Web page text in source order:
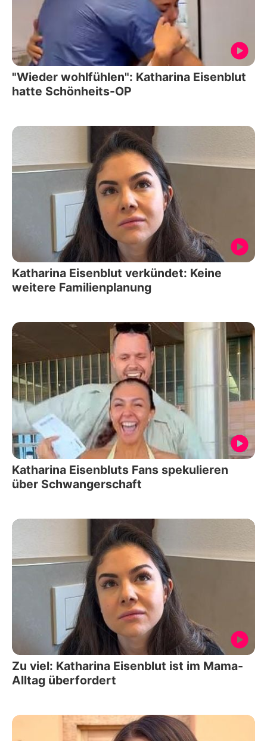
"Wieder wohlfühlen": Katharina Eisenblut
hatte Schönheits-OP
Katharina Eisenblut verkündet: Keine
weitere Familienplanung
Katharina Eisenbluts Fans spekulieren
über Schwangerschaft
Zu viel: Katharina Eisenblut ist im Mama-
Alltag überfordert